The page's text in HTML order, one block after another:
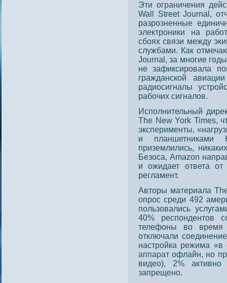
Эти ограничения
Wall Street Journal,
разрозненные
электроники на
сбоях связи между
службами. Как
Journal, за многие
не зафиксировала
гражданской
радиосигналы
рабочих сигналов.
Исполнительный
The New York Times,
эксперименты,
и планшетниками
приземлились,
Безоса, Amazon
и ожидает ответа
регламент.
Авторы материала
опрос среди 492
пользовались
40% респондентов
телефоны во
отключали
настройка режима «в
аппарат офлайн, но
видео), 2% активно
запрещено.